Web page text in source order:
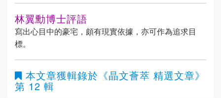
林翼勳博士評語
寫出心目中的豪宅，頗有現實依據，亦可作為追求目
標。
本文章獲輯錄於 《晶文薈萃 精選文章》
第 12 輯